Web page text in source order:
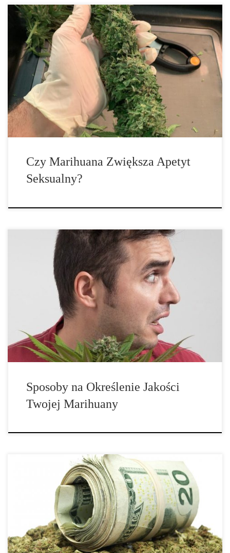
Czy marihuana zwiększa czy zmniejsza twój apetyt seksualny? Czy
marihuana wprawia się w romantyczny nastrój, czy zmienia cię w
kanapowego ziemniaka? Czy marihuana zwiększa twój apetyt
seksualny? Jeśli chodzi o związek, jaki istnieje między marihuaną a
seksem, nic nie jest […]
Czy Marihuana Zwiększa Apetyt
Seksualny?
Czy kiedykolwiek kupiłeś marihuanę i czułeś, że jej jakość jest do
niczego? Cóż, powinieneś zrobić wszystko, aby nie dopuścić do
powtórzenia tej sytuacji. Wyobraź sobie, że kupujesz marihuanę po
znacznie wyższej cenie, i znajdujesz w niej owady, brud, roztocza,
pestycydy […]
Sposoby na Określenie Jakości
Twojej Marihuany
Historia marihuany w Stanach Zjednoczonych nie jest ładna. Była
przedmiotem oszczerczej kampanii i politycznego oczerniania,
marihuana i konopia przeszła naprawdę długą drogę. Historia
marihuany przed rokiem 1937 Aż do około 100 lat temu, historia
marihuany była nierozerwalnie związana z historią […]